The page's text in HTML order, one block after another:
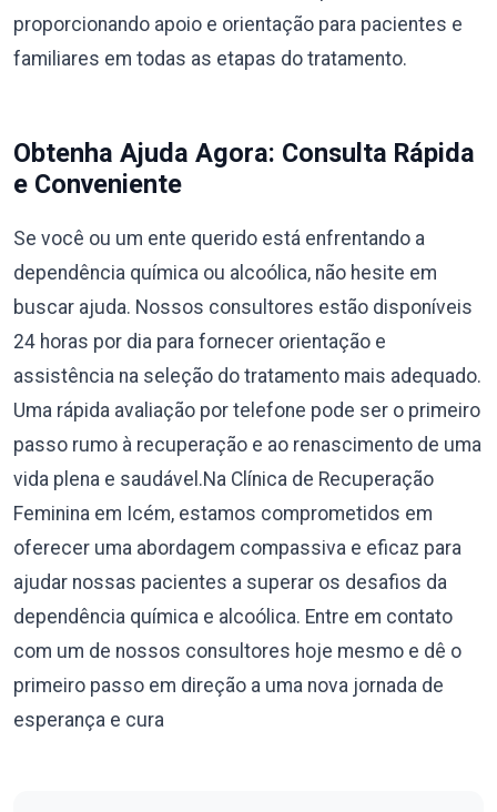
proporcionando apoio e orientação para pacientes e
familiares em todas as etapas do tratamento.
Obtenha Ajuda Agora: Consulta Rápida
e Conveniente
Se você ou um ente querido está enfrentando a
dependência química ou alcoólica, não hesite em
buscar ajuda. Nossos consultores estão disponíveis
24 horas por dia para fornecer orientação e
assistência na seleção do tratamento mais adequado.
Uma rápida avaliação por telefone pode ser o primeiro
passo rumo à recuperação e ao renascimento de uma
vida plena e saudável.Na Clínica de Recuperação
Feminina em Icém, estamos comprometidos em
oferecer uma abordagem compassiva e eficaz para
ajudar nossas pacientes a superar os desafios da
dependência química e alcoólica. Entre em contato
com um de nossos consultores hoje mesmo e dê o
primeiro passo em direção a uma nova jornada de
esperança e cura